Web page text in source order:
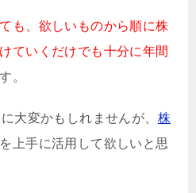
も、欲しいものから順に株
ていくだけでも十分に年間
。
大変かもしれませんが、 株
上手に活用して欲しいと思